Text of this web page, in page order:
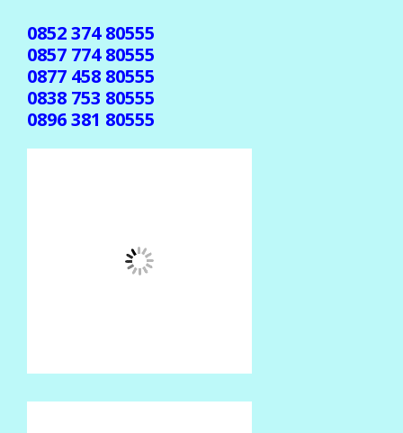
0852 374 80555
0857 774 80555
0877 458 80555
0838 753 80555
0896 381 80555
(Jika gak ada balasan, mohon dikirim ulang ke